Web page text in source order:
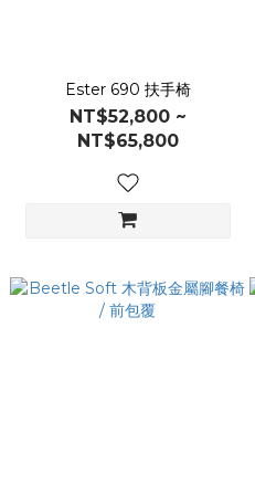
Ester 690 扶手椅
NT$52,800 ~
NT$65,800